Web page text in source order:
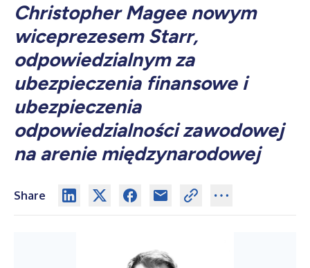
Christopher Magee nowym
wiceprezesem Starr,
odpowiedzialnym za
ubezpieczenia finansowe i
ubezpieczenia
odpowiedzialności zawodowej
na arenie międzynarodowej
Share